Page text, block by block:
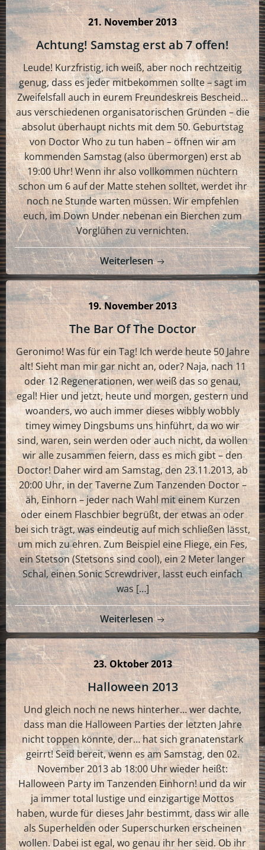
21. November 2013
Achtung! Samstag erst ab 7 offen!
Leude! Kurzfristig, ich weiß, aber noch rechtzeitig
genug, dass es jeder mitbekommen sollte – sagt im
Zweifelsfall auch in eurem Freundeskreis Bescheid…
aus verschiedenen organisatorischen Gründen – die
absolut überhaupt nichts mit dem 50. Geburtstag
von Doctor Who zu tun haben – öffnen wir am
kommenden Samstag (also übermorgen) erst ab
19:00 Uhr! Wenn ihr also vollkommen nüchtern
schon um 6 auf der Matte stehen solltet, werdet ihr
noch ne Stunde warten müssen. Wir empfehlen
euch, im Down Under nebenan ein Bierchen zum
Vorglühen zu vernichten.
Weiterlesen
19. November 2013
The Bar Of The Doctor
Geronimo! Was für ein Tag! Ich werde heute 50 Jahre
alt! Sieht man mir gar nicht an, oder? Naja, nach 11
oder 12 Regenerationen, wer weiß das so genau,
egal! Hier und jetzt, heute und morgen, gestern und
woanders, wo auch immer dieses wibbly wobbly
timey wimey Dingsbums uns hinführt, da wo wir
sind, waren, sein werden oder auch nicht, da wollen
wir alle zusammen feiern, dass es mich gibt – den
Doctor! Daher wird am Samstag, den 23.11.2013, ab
20:00 Uhr, in der Taverne Zum Tanzenden Doctor –
äh, Einhorn – jeder nach Wahl mit einem Kurzen
oder einem Flaschbier begrüßt, der etwas an oder
bei sich trägt, was eindeutig auf mich schließen lässt,
um mich zu ehren. Zum Beispiel eine Fliege, ein Fes,
ein Stetson (Stetsons sind cool), ein 2 Meter langer
Schal, einen Sonic Screwdriver, lasst euch einfach
was […]
Weiterlesen
23. Oktober 2013
Halloween 2013
Und gleich noch ne news hinterher… wer dachte,
dass man die Halloween Parties der letzten Jahre
nicht toppen könnte, der… hat sich granatenstark
geirrt! Seid bereit, wenn es am Samstag, den 02.
November 2013 ab 18:00 Uhr wieder heißt:
Halloween Party im Tanzenden Einhorn! und da wir
ja immer total lustige und einzigartige Mottos
haben, wurde für dieses Jahr bestimmt, dass wir alle
als Superhelden oder Superschurken erscheinen
wollen. Dabei ist egal, wo genau ihr her seid. Ob ihr